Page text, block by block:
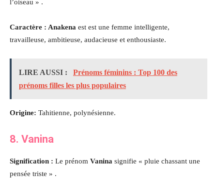
l’oiseau » .
Caractère : Anakena est est une femme intelligente,
travailleuse, ambitieuse, audacieuse et enthousiaste.
LIRE AUSSI :
Prénoms féminins : Top 100 des
prénoms filles les plus populaires
Origine: Tahitienne, polynésienne.
8. Vanina
Signification : Le prénom Vanina signifie « pluie chassant une
pensée triste » .